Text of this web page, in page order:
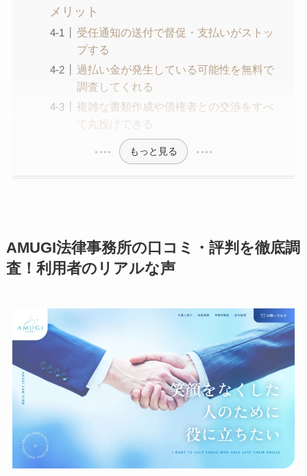
メリット
受任通知の送付で督促・支払いがストッ
プする
過払い金が発生している可能性を無料で
調査してくれる
複雑な書類作成や債権者との交渉をすべ
て丸投げできる
もっと見る
AMUGI法律事務所の口コミ・評判を徹底調
査！利用者のリアルな声